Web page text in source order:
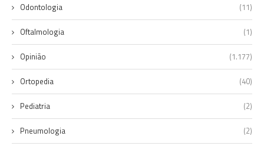
Odontologia (11)
Oftalmologia (1)
Opinião (1.177)
Ortopedia (40)
Pediatria (2)
Pneumologia (2)